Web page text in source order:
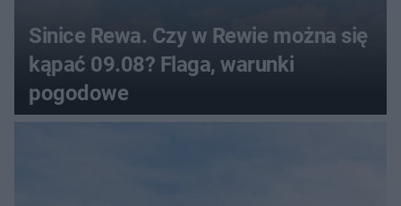
Sinice Rewa. Czy w Rewie można się
kąpać 09.08? Flaga, warunki
pogodowe